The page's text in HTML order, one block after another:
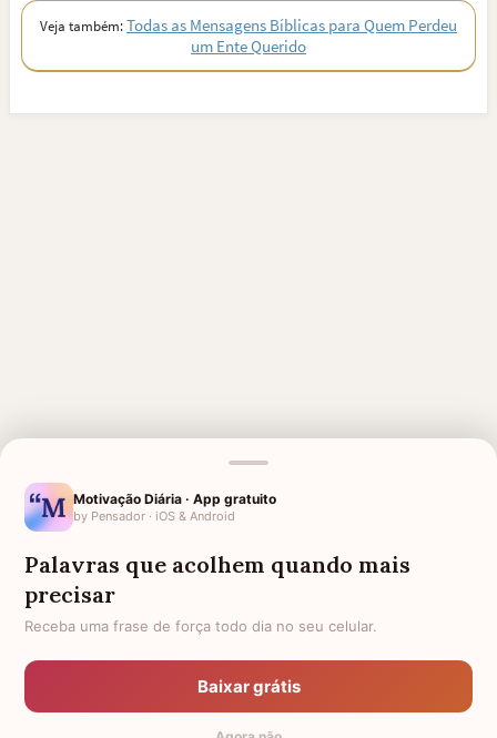
Veja também:Todas as Mensagens Bíblicas para Quem Perdeu
um Ente Querido
MENSAGENS RELACIONADAS
UM ENTE QUERIDO
PERDEU UM ENTE QUERIDO
CONSOLO PARA QUEM PERDEU
A FILHA
FORÇA
PARA QUEM PERDEU O PAI PARA QUEM PERDEU UM IRMÃO
Motivação Diária · App gratuito
by Pensador · iOS & Android
Palavras que acolhem quando mais
precisar
Receba uma frase de força todo dia no seu celular.
Baixar grátis